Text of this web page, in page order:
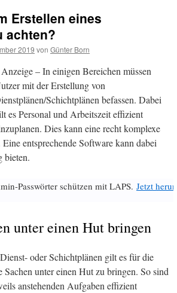
Erstellen eines
achten?
2019 von Günter Born
– In einigen Bereichen müssen
mit der Erstellung von
Schichtplänen befassen. Dabei
es Personal und Arbeitszeit effizient
Dies kann eine recht komplexe
entsprechende Software kann dabei
bieten.
Passwörter schützen mit LAPS. Jetzt
unter einen Hut bringen
oder Schichtplänen gilt es für die
unter einen Hut zu bringen. So sind
anstehenden Aufgaben effizient